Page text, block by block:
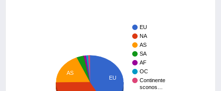
EU
NA
AS
SA
AF
OC
Continente
sconos…
EU
AS